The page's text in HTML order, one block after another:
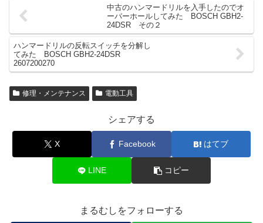
中古のハンマードリルを入手したのでオ
ーバーホールしてみた BOSCH GBH2-
24DSR その２
ハンマードリルの反転スイッチを分解し
てみた BOSCH GBH2-24DSR
2607200270
修理・メンテナンス 電動工具
シェアする
X Facebook はてブ
LINE コピー
まるむしをフォローする